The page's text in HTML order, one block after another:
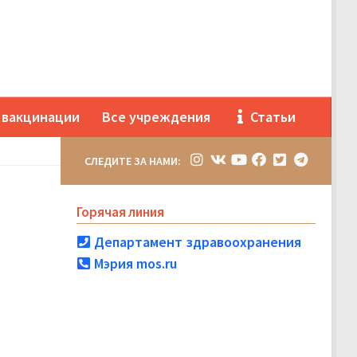
Все учреждения Статьи
СЛЕДИТЕ ЗА НАМИ:
Горячая линия
Департамент здравоохранения
Мэрия mos.ru